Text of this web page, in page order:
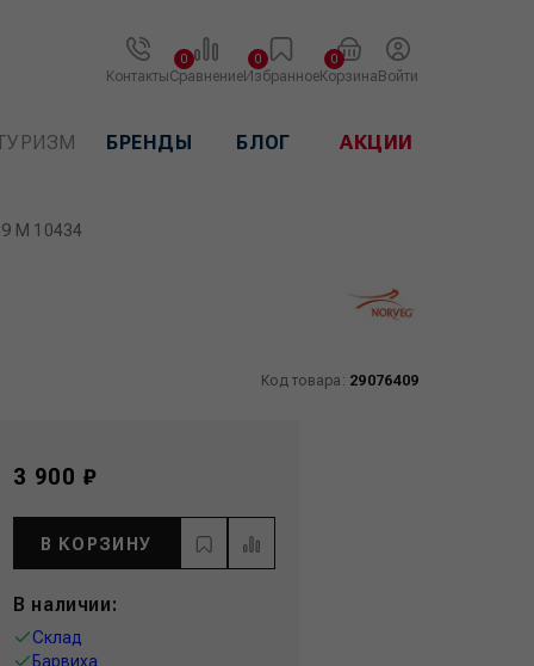
КонтактыСравнение
0
Избранное
0
Корзина
0
Войти
БРЕНДЫ БЛОГ АКЦИИ
M 10434
Код товара: 29076409
3 900 ₽
В КОРЗИНУ
В наличии:
Склад
Барвиха